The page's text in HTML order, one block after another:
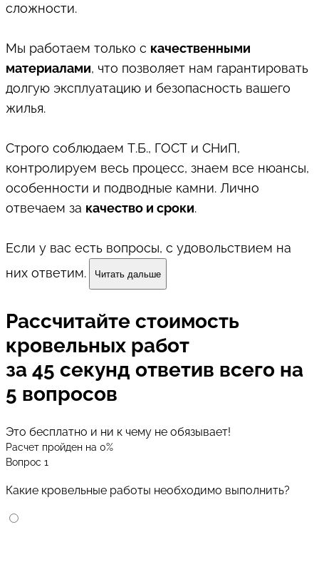
сложности.
Мы работаем только с качественными
материалами, что позволяет нам гарантировать
долгую эксплуатацию и безопасность вашего
жилья.
Строго соблюдаем Т.Б., ГОСТ и СНиП,
контролируем весь процесс, знаем все нюансы,
особенности и подводные камни. Лично
отвечаем за качество и сроки.
Если у вас есть вопросы, с удовольствием на
них ответим.
Читать дальше
Рассчитайте стоимость
кровельных работ
за 45 секунд ответив всего на
5 вопросов
Это бесплатно и ни к чему не обязывает!
Расчет пройден на 0%
Вопрос 1
Какие кровельные работы необходимо выполнить?